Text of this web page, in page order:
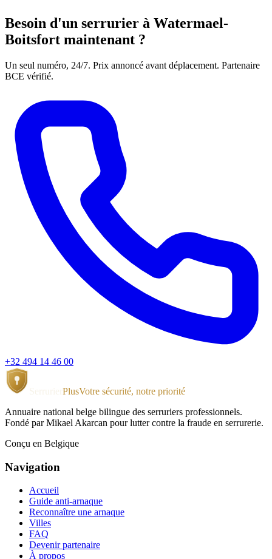
Besoin d'un serrurier à Watermael-
Boitsfort maintenant ?
Un seul numéro, 24/7. Prix annoncé avant déplacement. Partenaire
BCE vérifié.
+32 494 14 46 00
Serrurier PlusVotre sécurité, notre priorité
Annuaire national belge bilingue des serruriers professionnels.
Fondé par Mikael Akarcan pour lutter contre la fraude en serrurerie.
Conçu en Belgique
Navigation
Accueil
Guide anti-arnaque
Reconnaître une arnaque
Villes
FAQ
Devenir partenaire
À propos